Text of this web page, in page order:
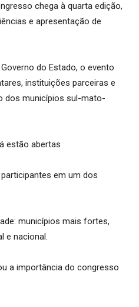
chega à quarta edição,
e apresentação de
do Estado, o evento
instituições parceiras e
dos municípios sul-mato-
em um dos
municípios mais fortes,
e nacional.
a importância do congresso